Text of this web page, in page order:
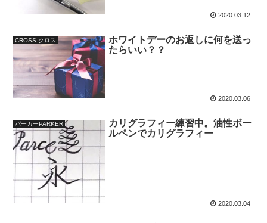
2020.03.12
CROSS クロス
ホワイトデーのお返しに何を送っ
たらいい？？
2020.03.06
パーカーPARKER
カリグラフィー練習中。油性ボー
ルペンでカリグラフィー
2020.03.04